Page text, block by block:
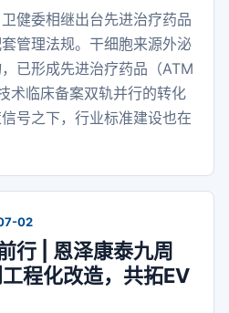
健委相继出台先进治疗药品
管理法规。干细胞来源外泌
已形成先进治疗药品（ATM
术临床备案双轨并行的转化
号之下，行业标准建设也在
02
行 | 恩泽康泰九周
程化改造，共拓EV